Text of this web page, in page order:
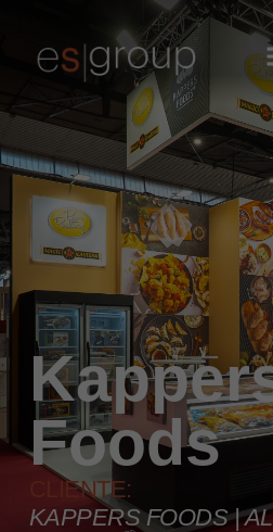
Foods
CLIENTE:
KAPPERS FOODS |